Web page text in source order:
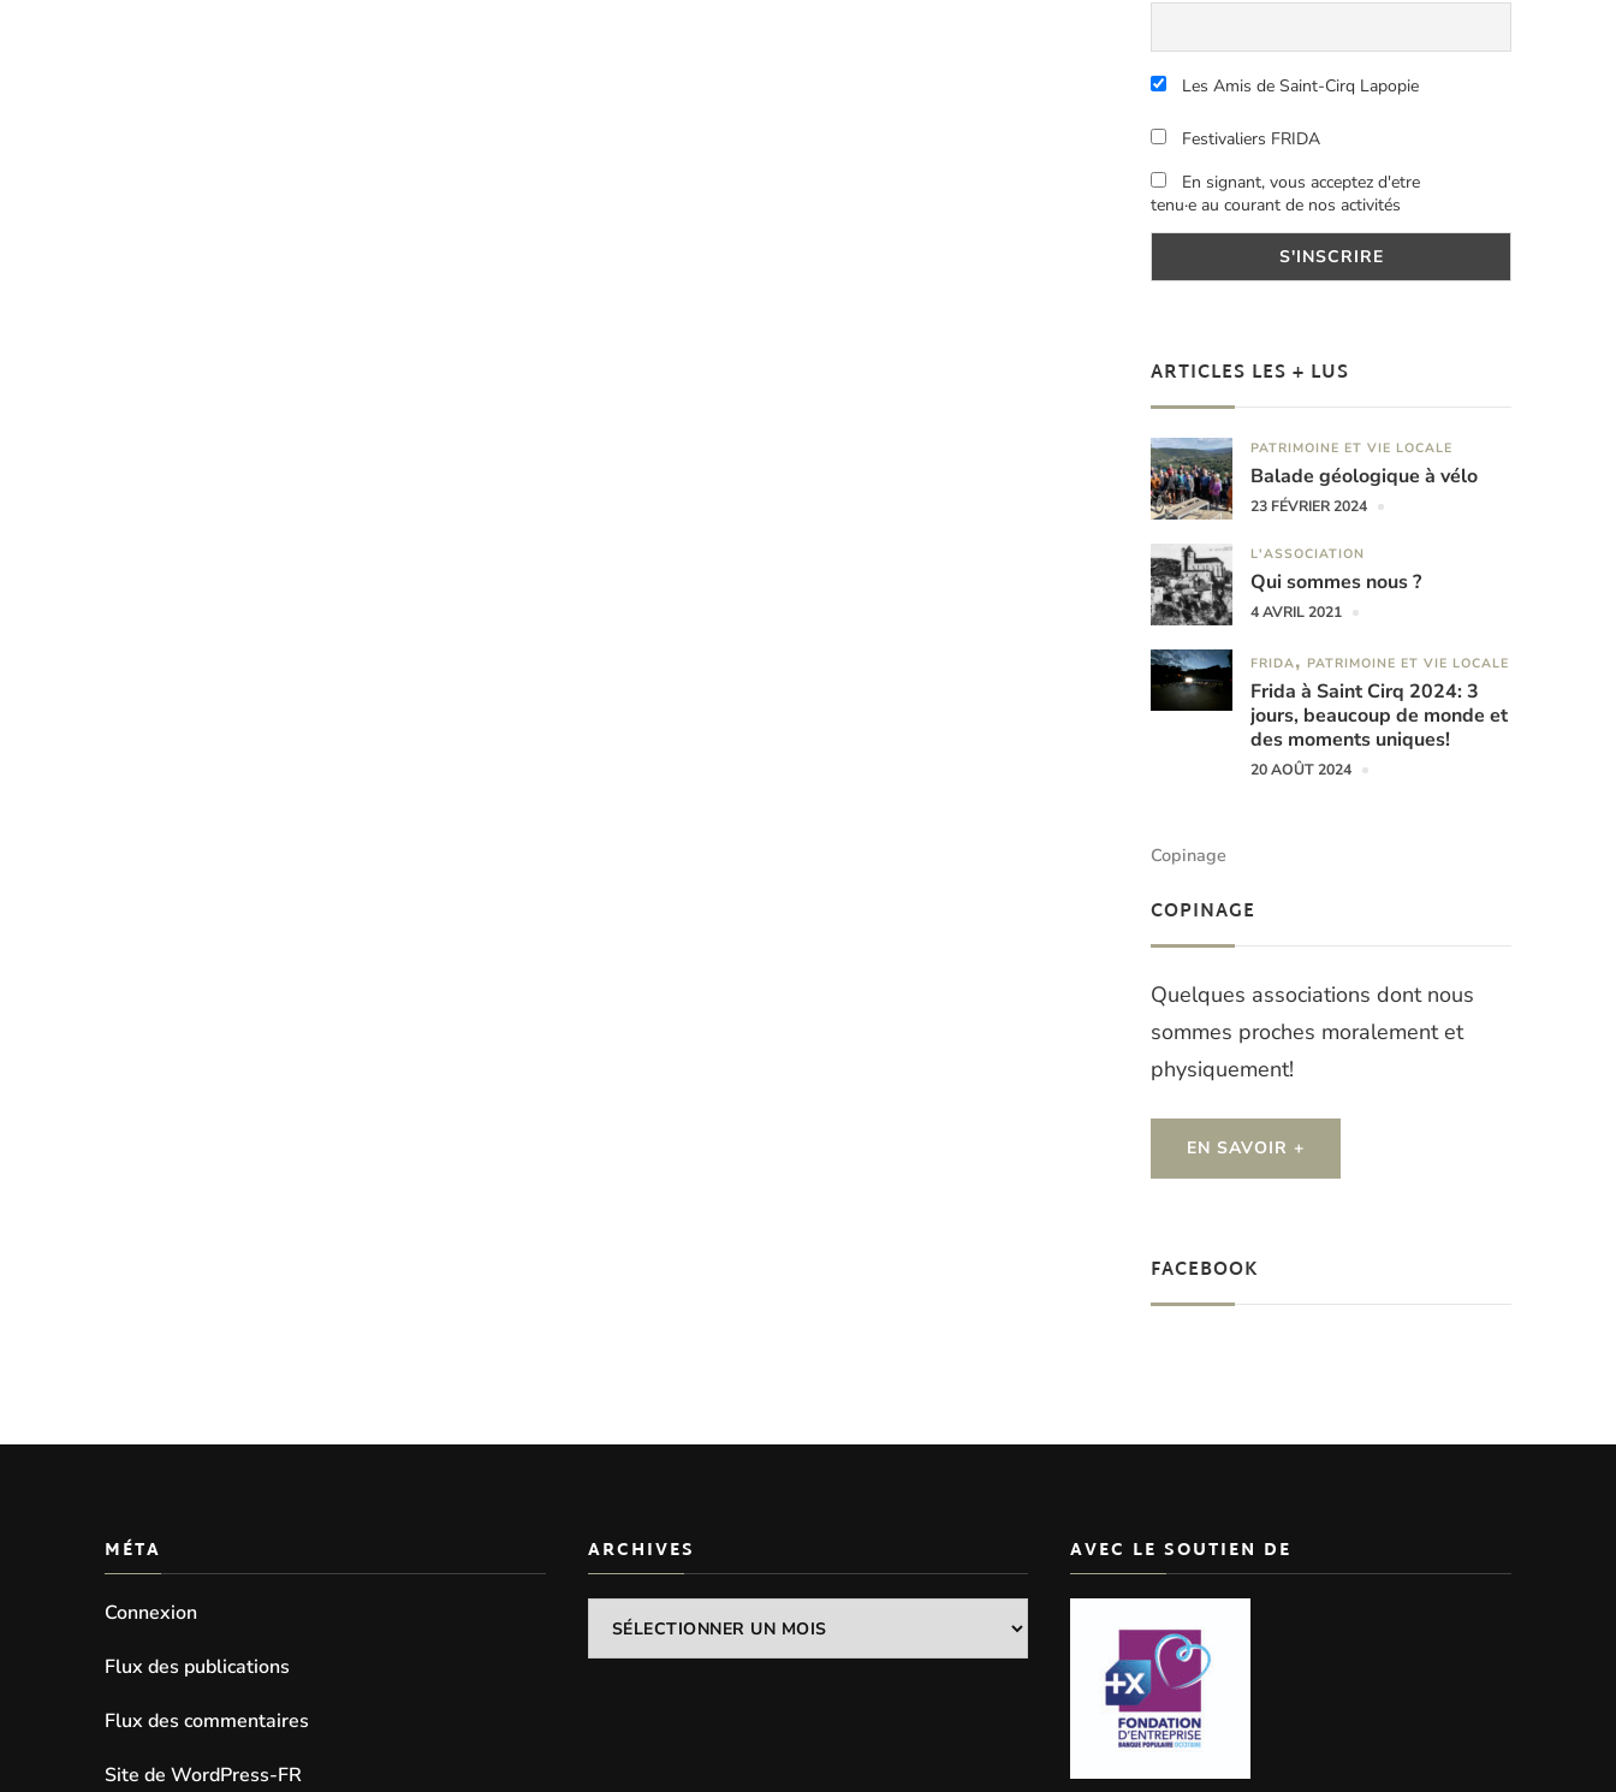
Les Amis de Saint-Cirq Lapopie
Festivaliers FRIDA
En signant, vous acceptez d'etre
tenu·e au courant de nos activités
ARTICLES LES + LUS
PATRIMOINE ET VIE LOCALE
Balade géologique à vélo
23 FÉVRIER 2024
L'ASSOCIATION
Qui sommes nous ?
4 AVRIL 2021
FRIDA PATRIMOINE ET VIE LOCALE
Frida à Saint Cirq 2024: 3
jours, beaucoup de monde et
des moments uniques!
20 AOÛT 2024
Copinage
COPINAGE
Quelques associations dont nous
sommes proches moralement et
physiquement!
EN SAVOIR +
FACEBOOK
MÉTA
Connexion
Flux des publications
Flux des commentaires
Site de WordPress-FR
ARCHIVES
Archives
AVEC LE SOUTIEN DE